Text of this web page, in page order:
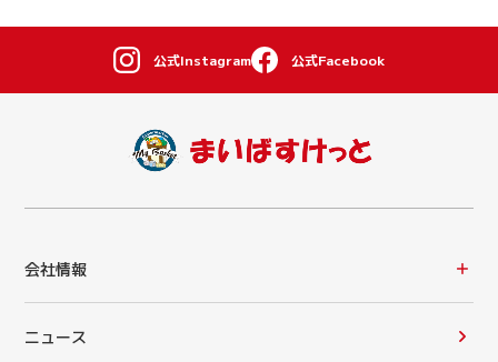
公式Instagram 公式Facebook
会社情報
ニュース